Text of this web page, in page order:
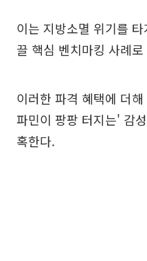
이는 지방소멸 위기를
끌 핵심 벤치마킹 사례
이러한 파격 혜택에 더
파민이 팡팡 터지는' 감
혹한다.